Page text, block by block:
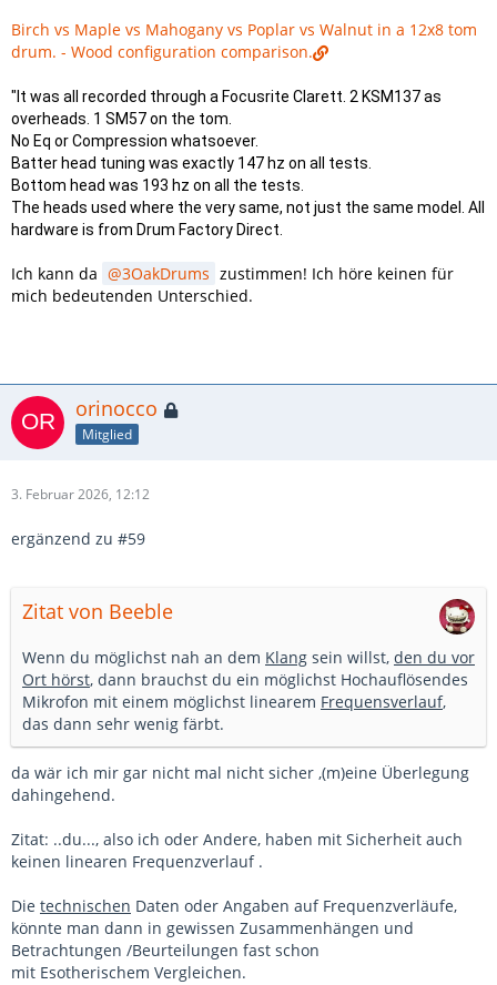
Birch vs Maple vs Mahogany vs Poplar vs Walnut in a 12x8 tom
drum. - Wood configuration comparison.
"It was all recorded through a Focusrite Clarett. 2 KSM137 as
overheads. 1 SM57 on the tom.
No Eq or Compression whatsoever.
Batter head tuning was exactly 147 hz on all tests.
Bottom head was 193 hz on all the tests.
The heads used where the very same, not just the same model. All
hardware is from Drum Factory Direct.
Ich kann da 3OakDrums zustimmen! Ich höre keinen für
mich bedeutenden Unterschied.
orinocco
Mitglied
3. Februar 2026, 12:12
ergänzend zu #59
Zitat von Beeble
Wenn du möglichst nah an dem Klang sein willst, den du vor
Ort hörst, dann brauchst du ein möglichst Hochauflösendes
Mikrofon mit einem möglichst linearem Frequensverlauf,
das dann sehr wenig färbt.
da wär ich mir gar nicht mal nicht sicher ,(m)eine Überlegung
dahingehend.
Zitat: ..du..., also ich oder Andere, haben mit Sicherheit auch
keinen linearen Frequenzverlauf .
Die technischen Daten oder Angaben auf Frequenzverläufe,
könnte man dann in gewissen Zusammenhängen und
Betrachtungen /Beurteilungen fast schon
mit Esotherischem Vergleichen.